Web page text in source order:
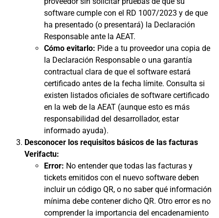
software cumple con el RD 1007/2023 y de que
ha presentado (o presentará) la Declaración
Responsable ante la AEAT.
Cómo evitarlo: Pide a tu proveedor una copia de
la Declaración Responsable o una garantía
contractual clara de que el software estará
certificado antes de la fecha límite. Consulta si
existen listados oficiales de software certificado
en la web de la AEAT (aunque esto es más
responsabilidad del desarrollador, estar
informado ayuda).
Desconocer los requisitos básicos de las facturas
Verifactu:
Error: No entender que todas las facturas y
tickets emitidos con el nuevo software deben
incluir un código QR, o no saber qué información
mínima debe contener dicho QR. Otro error es no
comprender la importancia del encadenamiento